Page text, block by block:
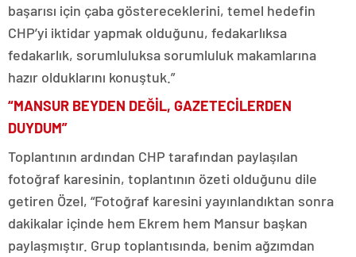
başarısı için çaba göstereceklerini, temel hedefin
CHP’yi iktidar yapmak olduğunu, fedakarlıksa
fedakarlık, sorumluluksa sorumluluk makamlarına
hazır olduklarını konuştuk.”
“MANSUR BEYDEN DEĞİL, GAZETECİLERDEN
DUYDUM”
Toplantının ardından CHP tarafından paylaşılan
fotoğraf karesinin, toplantının özeti olduğunu dile
getiren Özel, “Fotoğraf karesini yayınlandıktan sonra
dakikalar içinde hem Ekrem hem Mansur başkan
paylaşmıştır. Grup toplantısında, benim ağzımdan